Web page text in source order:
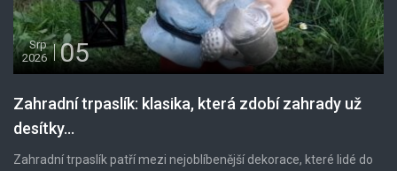
Srp
2026
05
Zahradní trpaslík: klasika, která zdobí zahrady už
desítky...
Zahradní trpaslík patří mezi nejoblíbenější dekorace, které lidé do